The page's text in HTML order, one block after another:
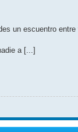
un escuentro
a [...]